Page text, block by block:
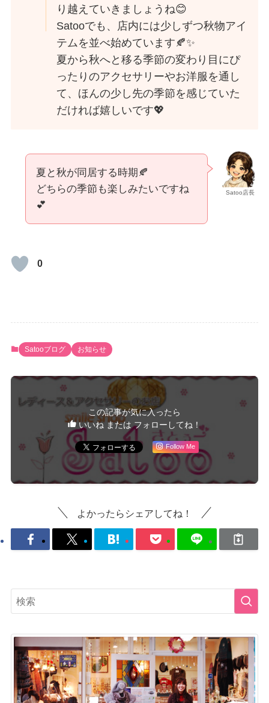
り越えていきましょうね😊
Satooでも、店内には少しずつ秋物アイ
テムを並べ始めています🍂✨
夏から秋へと移る季節の変わり目にぴ
ったりのアクセサリーやお洋服を通し
て、ほんの少し先の季節を感じていた
だければ嬉しいです💖
Satoo店長
夏と秋が同居する時期🍂
どちらの季節も楽しみたいですね
💕
0
Satooブログ お知らせ
この記事が気に入ったら
いいね または フォローしてね！
Follow Me
よかったらシェアしてね！